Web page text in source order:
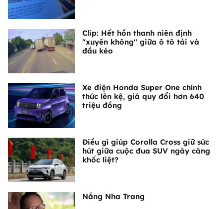
Clip: Hết hồn thanh niên định
"xuyên không" giữa ô tô tải và
đầu kéo
Xe điện Honda Super One chính
thức lên kệ, giá quy đổi hơn 640
triệu đồng
Điều gì giúp Corolla Cross giữ sức
hút giữa cuộc đua SUV ngày càng
khốc liệt?
Nắng Nha Trang